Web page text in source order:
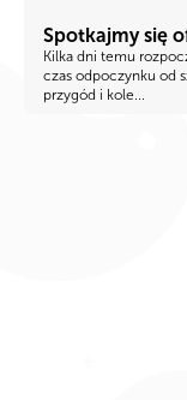
Spotkajmy się
Kilka dni temu
czas odpoczynku od
przygód i kole...